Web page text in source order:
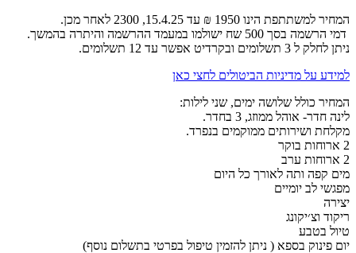
המחיר למשתתפת הינו 1950 ₪ עד 15.4.25, 2300 לאחר מכן.
דמי הרשמה בסך 500 שח ישולמו במעמד ההרשמה והיתרה בהמשך.
ניתן לחלק ל 3 תשלומים ובקרדיט אפשר עד 12 תשלומים.
למידע על מדיניות הביטולים לחצי כאן
המחיר כולל שלושה ימים, שני לילות:
לינה חדר- אוהל ממוזג, 3 בחדר.
מקלחת ושירותים ממוקמים בנפרד.
2 ארוחות בוקר
2 ארוחות ערב
מים קפה ותה לאורך כל היום
מפגשי לב יומיים
יצירה
ריקוד וצ׳יקונג
טיול בטבע
יום פינוק בספא ( ניתן להזמין טיפול בפרטי בתשלום נוסף)